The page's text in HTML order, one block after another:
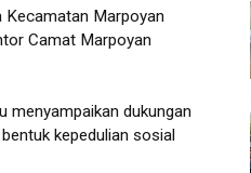
Kecamatan Marpoyan
Camat Marpoyan
menyampaikan dukungan
kepedulian sosial